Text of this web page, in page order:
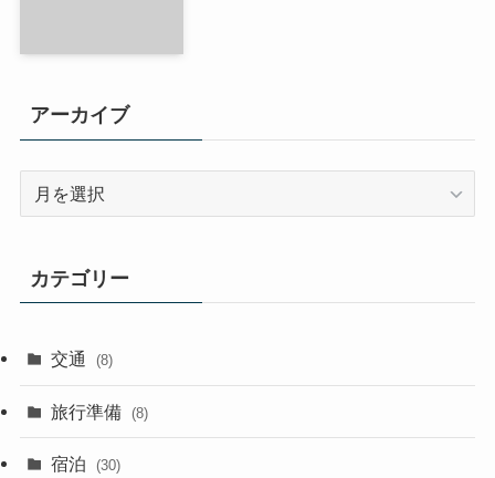
アーカイブ
ブ
カテゴリー
交通 (8)
旅行準備 (8)
宿泊 (30)